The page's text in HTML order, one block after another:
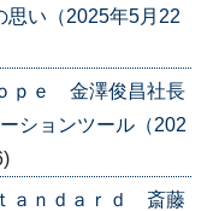
思い（2025年5月22
ｐｅ 金澤俊昌社長
ションツール（202
ａｎｄａｒｄ 斎藤